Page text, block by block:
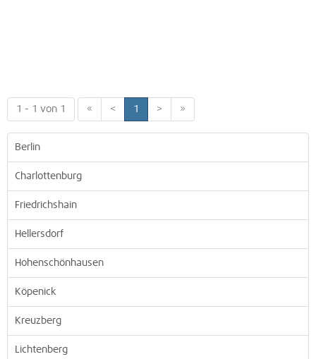
1 - 1 von 1 « < 1 > »
Berlin
Charlottenburg
Friedrichshain
Hellersdorf
Hohenschönhausen
Köpenick
Kreuzberg
Lichtenberg